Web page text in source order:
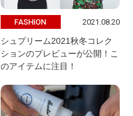
FASHION 2021.08.20
シュプリーム2021秋冬コレク
ションのプレビューが公開！こ
のアイテムに注目！